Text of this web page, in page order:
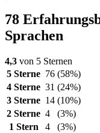
78
Sprachen
4,3 von 5 Sternen
5 Sterne 76 (58%)
4 Sterne 31 (24%)
3 Sterne 14 (10%)
2 Sterne 4
(3%)
1 Stern
4 (3%)